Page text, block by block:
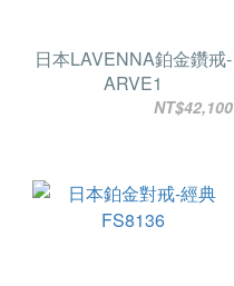
日本LAVENNA鉑金鑽戒-
ARVE1
NT$42,100